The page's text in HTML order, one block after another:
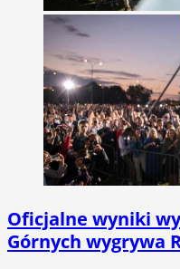
Oficjalne wyniki
Górnych wygrywa